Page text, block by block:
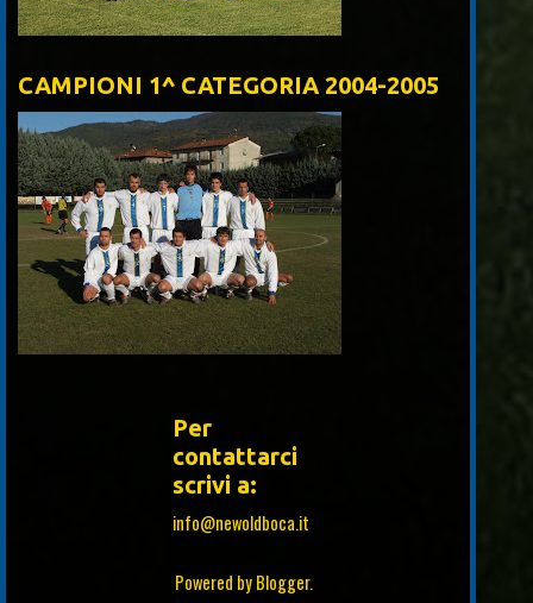
CAMPIONI 1^ CATEGORIA 2004-2005
Per
contattarci
scrivi a:
info@newoldboca.it
Powered byBlogger.